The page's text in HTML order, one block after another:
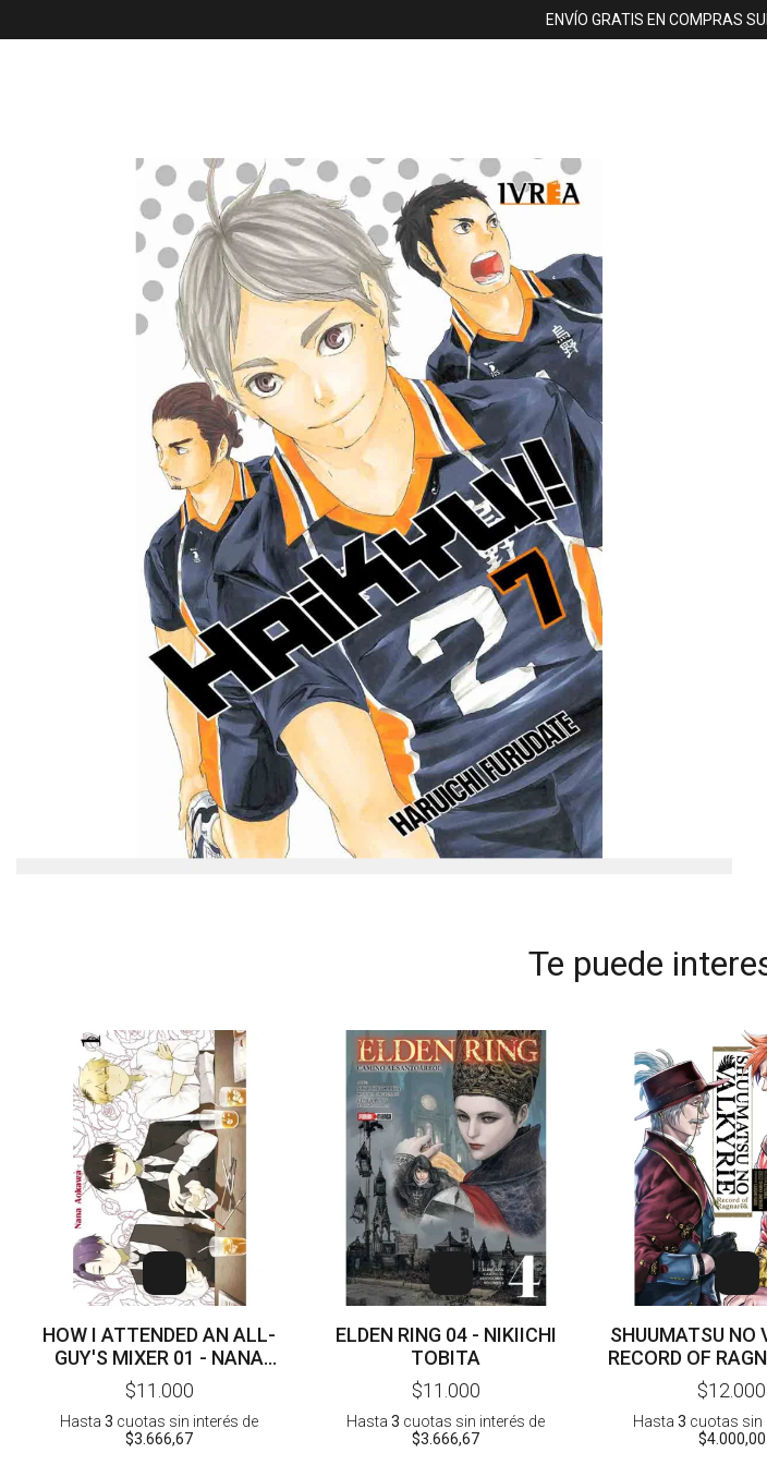
ENVÍO GRATIS EN COMPRAS
Te puede
HOW I ATTENDED AN ALL-
GUY'S MIXER 01 - NANA
AOKAWA
$11.000
Hasta3 cuotas sin interés de
$3.666,67
ELDEN RING 04 - NIKIICHI
TOBITA
$11.000
Hasta3 cuotas sin interés de
$3.666,67
SHUUMATSU NO
RECORD OF
AZYCHIKA
$12.000
Hasta 3 cuotas sin
$4.000,00